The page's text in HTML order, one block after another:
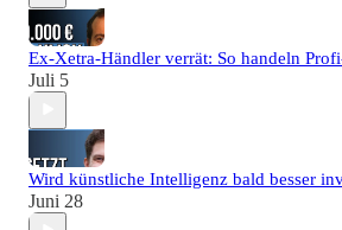
Ex-Xetra-Händler verrät: So handeln
Juli 5
Wird künstliche Intelligenz bald besser
Juni 28